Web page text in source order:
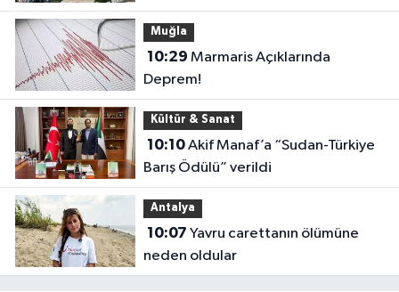
Muğla
10:29
Deprem!
Kültür & Sanat
10:10Akif Manaf’a “Sudan-Türkiye
Barış Ödülü” verildi
Antalya
10:07
neden oldular